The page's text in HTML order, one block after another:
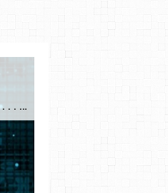
Le plus gros site de philosophie de France ! ABONNEZ-VOUS ! 4115 Articles, 1634 abonné·e·s, depuis 2006 . . . . . . . . 2 852 214 pages vues jusqu'à présent. Prestance et être apte à un plus grand nombre de choses.